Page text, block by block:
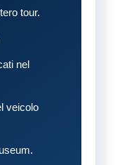
tour.
nel
veicolo